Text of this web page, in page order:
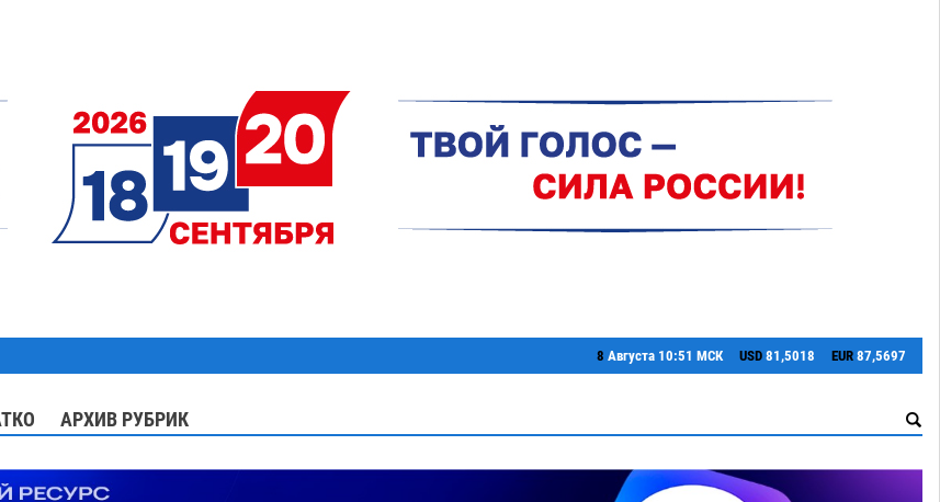
8 Августа 10:51 МСК USD 81,5018 EUR 87,5697
АРХИВ РУБРИК